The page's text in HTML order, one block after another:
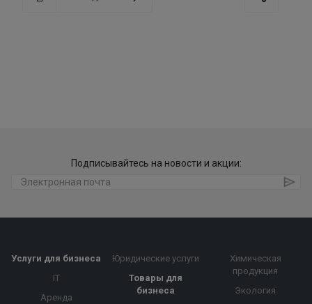
Подписывайтесь на новости и акции:
Услуги для бизнеса
IT
Аренда
Юридические услуги
Товары для
бизнеса
Химическая
продукция
Экология